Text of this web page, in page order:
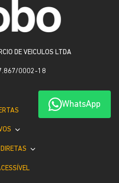
WhatsApp
DE VEICULOS LTDA
0002-18